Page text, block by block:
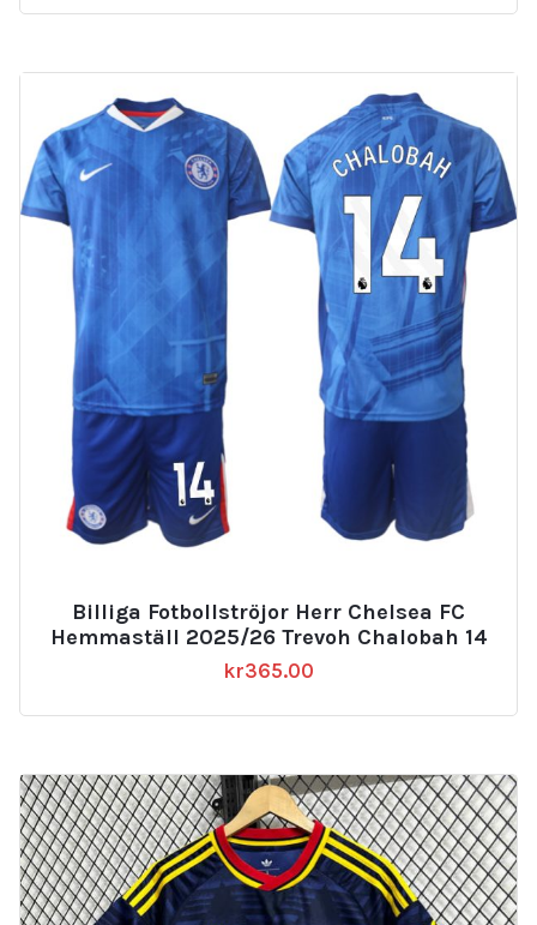
Billiga Fotbollströjor Herr Chelsea FC
Hemmaställ 2025/26 Trevoh Chalobah 14
kr365.00